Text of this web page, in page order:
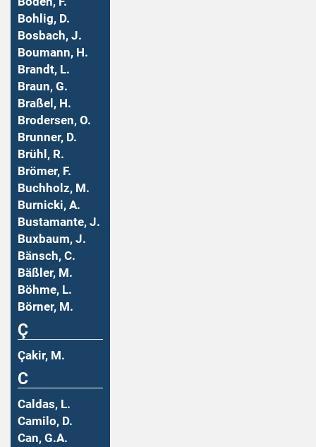
Bohlig, D.
Bosbach, J.
Boumann, H.
Brandt, L.
Braun, G.
Braßel, H.
Brodersen, O.
Brunner, D.
Brühl, R.
Brömer, F.
Buchholz, M.
Burnicki, A.
Bustamante, J.
Buxbaum, J.
Bänsch, C.
Bäßler, M.
Böhme, L.
Börner, M.
Ç
Çakir, M.
C
Caldas, L.
Camilo, D.
Can, G.A.